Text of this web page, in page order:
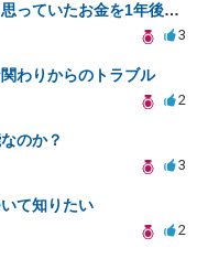
ダブル不倫・借金・手切れ金だと思っていたお金を1年後いまさら脅迫罪として通知書が来てまとめて請求
3
わりからのトラブル
2
のか？
3
て知りたい
2